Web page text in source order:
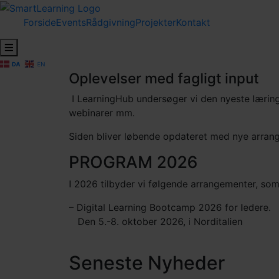
ForsideEventsRådgivningProjekterKontakt
Hamburger Toggle Menu
DA EN
Oplevelser med fagligt input
I LearningHub undersøger vi den nyeste
webinarer mm.
Siden bliver løbende opdateret med nye
PROGRAM 2026
I 2026 tilbyder vi følgende arrangementer,
– Digital Learning Bootcamp 2026 for ledere.
Den 5.-8. oktober 2026, i Norditalien
Seneste Nyheder